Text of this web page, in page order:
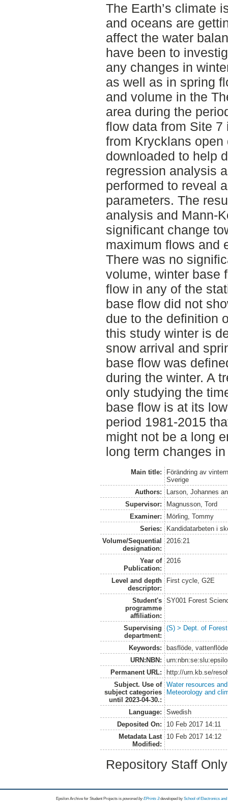
The Earth’s climate
and oceans are
affect the water
have been to
any changes in
as well as in spring
and volume in the
area during the
flow data from Site
from Krycklans
downloaded to help
regression analysis
performed to reveal
parameters. The
analysis and Mann-
significant change
maximum flows and
There was no
volume, winter base
flow in any of the
base flow did not
due to the definition
this study winter is
snow arrival and
base flow was
during the winter. A
only studying the
base flow is at its
period 1981-2015
might not be a long
long term changes
Main title:
Förändring av
Sverige
Authors:
Larson, Johannes
Supervisor:
Magnusson, Tord
Examiner:
Mörling, Tommy
Series:
Kandidatarbeten i
Volume/Sequential
designation:
2016:21
Year of
Publication:
2016
Level and depth
descriptor:
First cycle, G2E
Student's
programme
affiliation:
SY001 Forest
Supervising
department:
(S) > Dept. of
Keywords:
basflöde,
URN:NBN:
Permanent URL:
http://urn.kb.se/
Subject. Use of
subject categories
until 2023-04-30.:
Water resources
Meteorology and
Language:
Swedish
Deposited On:
10 Feb 2017 14:11
Metadata Last
Modified:
10 Feb 2017 14:12
Repository Staff
Epsilon Archive for Student Projects is powored byEPrints 3 developed by School of Electronics